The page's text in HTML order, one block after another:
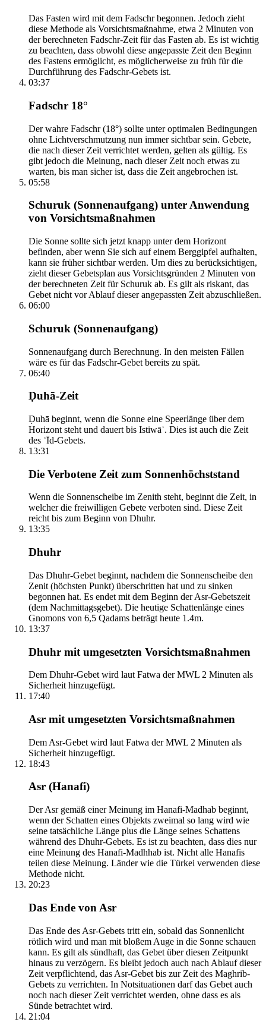
Das Fasten wird mit dem Fadschr begonnen. Jedoch zieht
diese Methode als Vorsichtsmaßnahme, etwa 2 Minuten von
der berechneten Fadschr-Zeit für das Fasten ab. Es ist wichtig
zu beachten, dass obwohl diese angepasste Zeit den Beginn
des Fastens ermöglicht, es möglicherweise zu früh für die
Durchführung des Fadschr-Gebets ist.
03:37
Fadschr 18°
Der wahre Fadschr (18°) sollte unter optimalen Bedingungen
ohne Lichtverschmutzung nun immer sichtbar sein. Gebete,
die nach dieser Zeit verrichtet werden, gelten als gültig. Es
gibt jedoch die Meinung, nach dieser Zeit noch etwas zu
warten, bis man sicher ist, dass die Zeit angebrochen ist.
05:58
Schuruk (Sonnenaufgang) unter Anwendung
von Vorsichtsmaßnahmen
Die Sonne sollte sich jetzt knapp unter dem Horizont
befinden, aber wenn Sie sich auf einem Berggipfel aufhalten,
kann sie früher sichtbar werden. Um dies zu berücksichtigen,
zieht dieser Gebetsplan aus Vorsichtsgründen 2 Minuten von
der berechneten Zeit für Schuruk ab. Es gilt als riskant, das
Gebet nicht vor Ablauf dieser angepassten Zeit abzuschließen.
06:00
Schuruk (Sonnenaufgang)
Sonnenaufgang durch Berechnung. In den meisten Fällen
wäre es für das Fadschr-Gebet bereits zu spät.
06:40
Ḍuhā-Zeit
Ḍuhā beginnt, wenn die Sonne eine Speerlänge über dem
Horizont steht und dauert bis Istiwāʾ. Dies ist auch die Zeit
des ʿĪd-Gebets.
13:31
Die Verbotene Zeit zum Sonnenhöchststand
Wenn die Sonnenscheibe im Zenith steht, beginnt die Zeit, in
welcher die freiwilligen Gebete verboten sind. Diese Zeit
reicht bis zum Beginn von Dhuhr.
13:35
Dhuhr
Das Dhuhr-Gebet beginnt, nachdem die Sonnenscheibe den
Zenit (höchsten Punkt) überschritten hat und zu sinken
begonnen hat. Es endet mit dem Beginn der Asr-Gebetszeit
(dem Nachmittagsgebet). Die heutige Schattenlänge eines
Gnomons von 6,5 Qadams beträgt heute 1.4m.
13:37
Dhuhr mit umgesetzten Vorsichtsmaßnahmen
Dem Dhuhr-Gebet wird laut Fatwa der MWL 2 Minuten als
Sicherheit hinzugefügt.
17:40
Asr mit umgesetzten Vorsichtsmaßnahmen
Dem Asr-Gebet wird laut Fatwa der MWL 2 Minuten als
Sicherheit hinzugefügt.
18:43
Asr (Hanafi)
Der Asr gemäß einer Meinung im Hanafi-Madhab beginnt,
wenn der Schatten eines Objekts zweimal so lang wird wie
seine tatsächliche Länge plus die Länge seines Schattens
während des Dhuhr-Gebets. Es ist zu beachten, dass dies nur
eine Meinung des Hanafi-Madhhab ist. Nicht alle Hanafis
teilen diese Meinung. Länder wie die Türkei verwenden diese
Methode nicht.
20:23
Das Ende von Asr
Das Ende des Asr-Gebets tritt ein, sobald das Sonnenlicht
rötlich wird und man mit bloßem Auge in die Sonne schauen
kann. Es gilt als sündhaft, das Gebet über diesen Zeitpunkt
hinaus zu verzögern. Es bleibt jedoch auch nach Ablauf dieser
Zeit verpflichtend, das Asr-Gebet bis zur Zeit des Maghrib-
Gebets zu verrichten. In Notsituationen darf das Gebet auch
noch nach dieser Zeit verrichtet werden, ohne dass es als
Sünde betrachtet wird.
21:04